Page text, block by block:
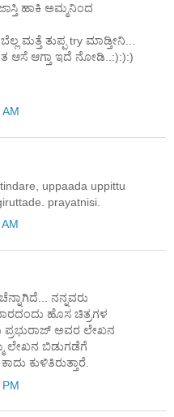
ಹಾಕಿ ಅಮ್ಮನಿಂದ
ಮತ್ತೆ ತುಪ್ಪ try ಮಾಡ್ತೀನಿ...
ಆಸೆ ಆಗ್ತಾ ಇದೆ ನೋಡಿ..:):):)
uppaada uppittu
prayatnisi.
ನನ್ನವರು
ಹೊಸ ಚಿತ್ರಗಳ
ಪ್ರಭುರಾಜ್ ಅವರ ಲೇಖನ
ಲೇಖನ ಬಿಡುಗಡೆಗೆ
ಕುಳಿತಿರುತ್ತಾರೆ.